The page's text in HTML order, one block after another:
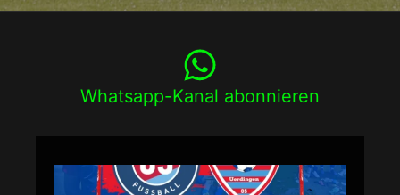
Whatsapp-Kanal abonnieren
*Media Days am 31.08 und 01.09.*